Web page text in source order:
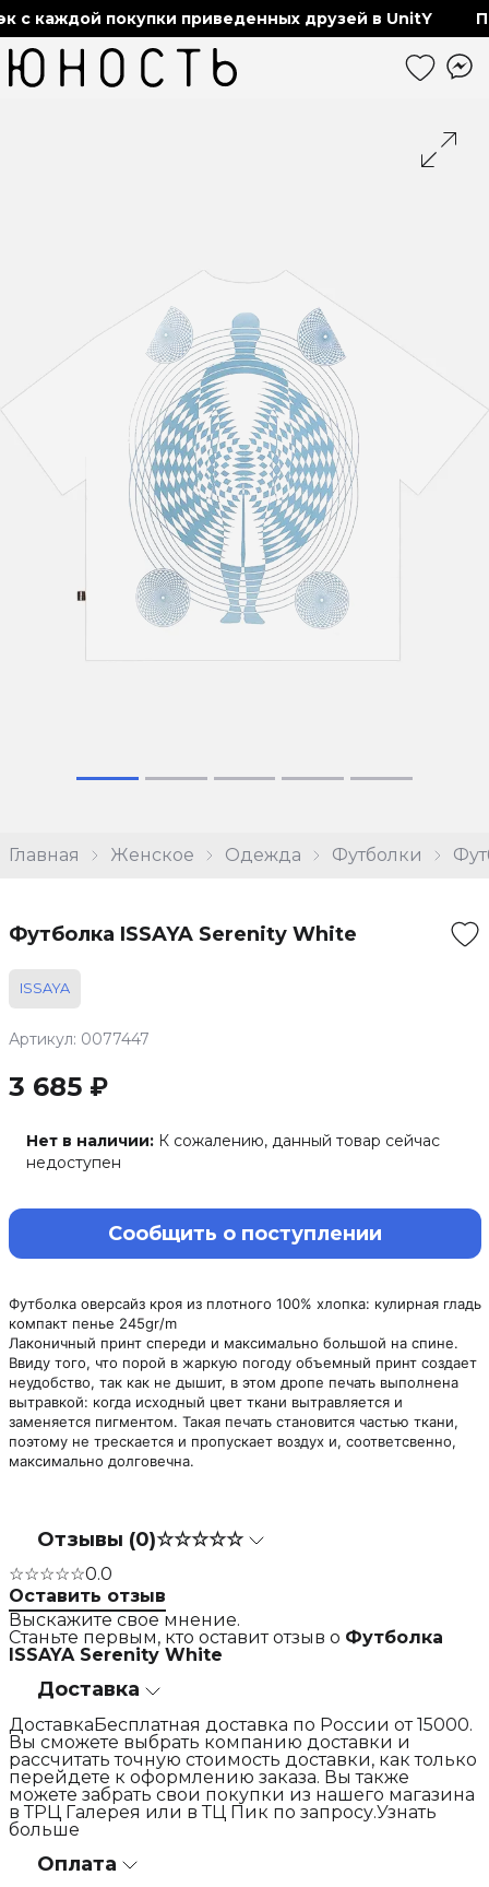
с каждой покупки приведенных друзей в UnitY
Главная Женское Одежда Футболки
Футболка ISSAYA Serenity White
ISSAYA
Артикул: 0077447
3 685 ₽
Нет в наличии: К сожалению, данный товар сейчас
недоступен
Сообщить о поступлении
Футболка оверсайз кроя из плотного 100% хлопка: кулирная гладь
компакт пенье 245gr/m
Лаконичный принт спереди и максимально большой на спине.
Ввиду того, что порой в жаркую погоду объемный принт создает
неудобство, так как не дышит, в этом дропе печать выполнена
вытравкой: когда исходный цвет ткани вытравляется и
заменяется пигментом. Такая печать становится частью ткани,
поэтому не трескается и пропускает воздух и, соответсвенно,
максимально долговечна.
Отзывы (0)☆☆☆☆☆
☆☆☆☆☆0.0
Оставить отзыв
Выскажите свое мнение.
Станьте первым, кто оставит отзыв о Футболка
ISSAYA Serenity White
Доставка
ДоставкаБесплатная доставка по России от 15000.
Вы сможете выбрать компанию доставки и
рассчитать точную стоимость доставки, как только
перейдете к оформлению заказа. Вы также
можете забрать свои покупки из нашего магазина
в ТРЦ Галерея или в ТЦ Пик по запросу.Узнать
больше
Оплата